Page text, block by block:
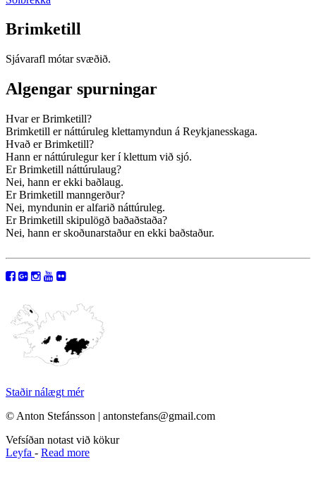
Brimketill
Sjávarafl mótar svæðið.
Algengar spurningar
Hvar er Brimketill?
Brimketill er náttúruleg klettamyndun á Reykjanesskaga.
Hvað er Brimketill?
Hann er náttúrulegur ker í klettum við sjó.
Er Brimketill náttúrulaug?
Nei, hann er ekki baðlaug.
Er Brimketill manngerður?
Nei, myndunin er alfarið náttúruleg.
Er Brimketill skipulögð baðaðstaða?
Nei, hann er skoðunarstaður en ekki baðstaður.
Staðir nálægt mér
© Anton Stefánsson | antonstefans@gmail.com
Vefsíðan notast við kökur
Leyfa - Read more